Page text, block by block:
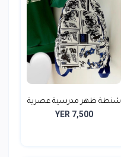
شنطة ظهر مدرسية عصرية
YER 7,500